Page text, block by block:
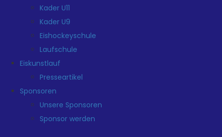
Kader U11
Kader U9
Eishockeyschule
Laufschule
Eiskunstlauf
Presseartikel
Sponsoren
Unsere Sponsoren
Sponsor werden